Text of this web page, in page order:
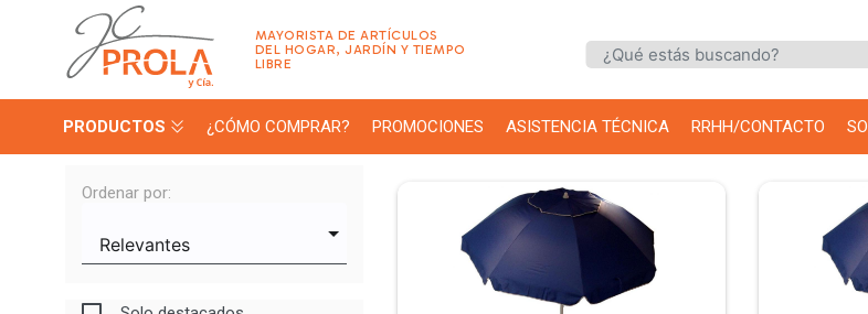
MAYORISTA DE ARTÍCULOS
DEL HOGAR, JARDÍN Y TIEMPO
LIBRE
PRODUCTOS ¿CÓMO COMPRAR? PROMOCIONES ASISTENCIA TÉCNICA RRHH/CONTACTO
Ordenar por: